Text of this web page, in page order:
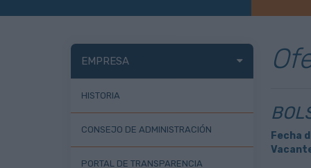
EMPRESA
HISTORIA
CONSEJO DE ADMINISTRACIÓN
PORTAL DE TRANSPARENCIA
Fecha